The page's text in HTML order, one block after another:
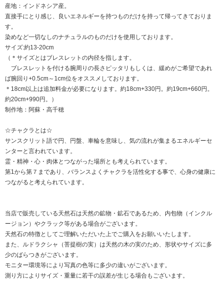
産地：インドネシア産。
直接手にとり感じ、良いエネルギーを持つものだけを持って帰ってきておりま
す。
染めなど一切なしのナチュラルのものだけを使用しております。
サイズ:約13-20cm
（＊サイズとはブレスレットの内径を指します。
ブレスレットを付ける腕周りの長さピッタリもしくは、緩めがご希望であれ
ば腕回り+0.5cm～1cm位をオススメしております。
＊18cm以上は追加料金が必要になります。約18cm+330円。約19cm+660円。
約20cm+990円。）
制作地：阿蘇・高千穂
☆チャクラとは☆
サンスクリット語で円、円盤、車輪を意味し、気の流れが集まるエネルギーセ
ンターと言われています。
霊・精神・心・肉体とつながった場所とも考えられています。
第1から第７まであり、バランスよくチャクラを活性化する事で、心身の健康に
つながると考えられています。
当店で販売している天然石は天然の鉱物・鉱石であるため、内包物（インクル
ージョン）やクラック等がある場合がございます。
天然石の特徴としてご理解いただいた上でご購入をお願いいたします。
また、ルドラクシャ（菩提樹の実）は天然の木の実のため、形状やサイズに多
少のばらつきがございます。
モニター環境等により写真の色等に多少の違いがございます。
測り方によりサイズ・重量に若干の誤差が生じる場合もございます。